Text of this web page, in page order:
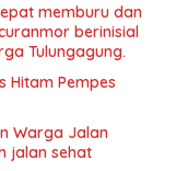
memburu dan
berinisial
Tulungagung.
Hitam Pempes
Warga Jalan
jalan sehat